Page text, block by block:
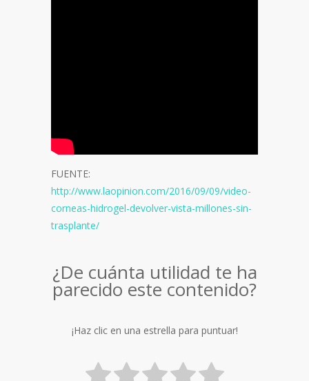
FUENTE:
http://www.laopinion.com/2016/09/09/video-
corneas-hidrogel-devolver-vista-millones-sin-
trasplante/
¿De cuánta utilidad te ha
parecido este contenido?
¡Haz clic en una estrella para puntuar!